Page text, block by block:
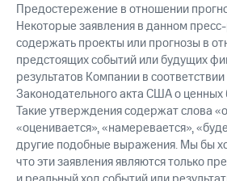
Предостережение в отношении
Некоторые заявления в данном
содержать проекты или прогнозы в
предстоящих событий или будущих
результатов Компании в
Законодательного акта США о ценных
Такие утверждения содержат слова
«оценивается», «намеревается»,
другие подобные выражения. Мы бы
что эти заявления являются только